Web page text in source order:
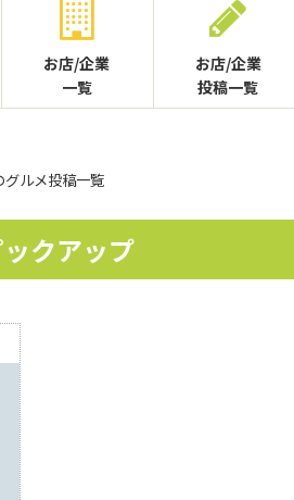
お店/企業
一覧
お店/企業
投稿一覧
グルメ投稿一覧
クアップ